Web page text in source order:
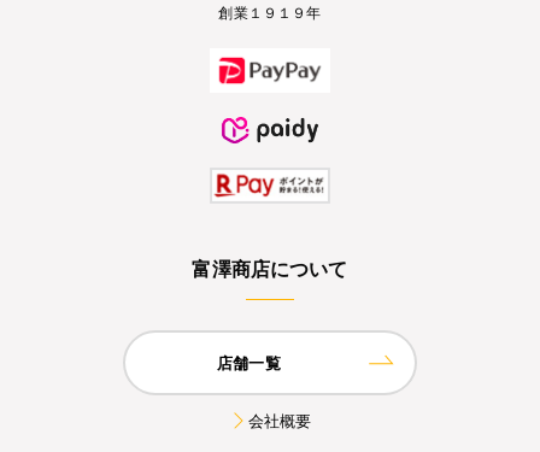
創業１９１９年
富澤商店について
店舗一覧
会社概要